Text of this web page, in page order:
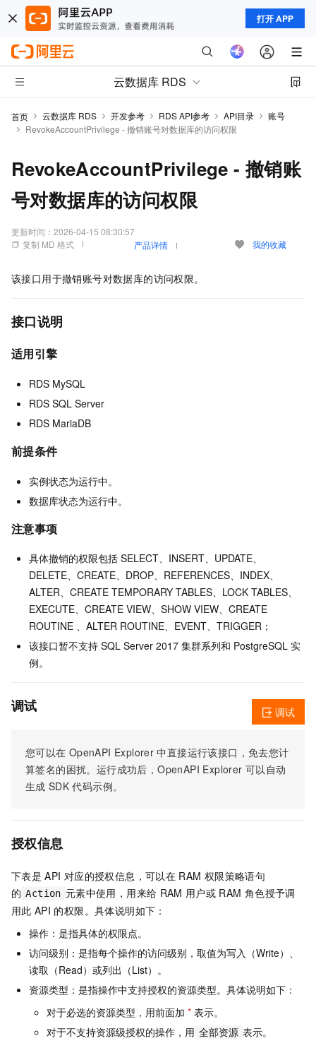
打开 APP
云数据库 RDS
首页 云数据库 RDS 开发参考 RDS API参考 API目录
账号
RevokeAccountPrivilege - 撤销账号对数据库的访问权限
RevokeAccountPrivilege - 撤销账
号对数据库的访问权限
更新时间： 2026-04-15 08:30:57
复制 MD 格式
产品详情 我的收藏
该接口用于撤销账号对数据库的访问权限。
接口说明
适用引擎
RDS MySQL
RDS SQL Server
RDS MariaDB
前提条件
实例状态为运行中。
数据库状态为运行中。
注意事项
具体撤销的权限包括 SELECT、INSERT、UPDATE、
DELETE、CREATE、DROP、REFERENCES、INDEX、
ALTER、CREATE TEMPORARY TABLES、LOCK TABLES、
EXECUTE、CREATE VIEW、SHOW VIEW、CREATE
ROUTINE 、ALTER ROUTINE、EVENT、TRIGGER；
该接口暂不支持 SQL Server 2017 集群系列和 PostgreSQL 实
例。
调试
您可以在 OpenAPI Explorer 中直接运行该接口，免去您计
算签名的困扰。运行成功后，OpenAPI Explorer 可以自动
生成 SDK 代码示例。
调试
授权信息
下表是 API 对应的授权信息，可以在 RAM 权限策略语句
的 Action 元素中使用，用来给 RAM 用户或 RAM 角色授予调
用此 API 的权限。具体说明如下：
操作：是指具体的权限点。
访问级别：是指每个操作的访问级别，取值为写入（Write）、
读取（Read）或列出（List）。
资源类型：是指操作中支持授权的资源类型。具体说明如下：
对于必选的资源类型，用前面加 * 表示。
对于不支持资源级授权的操作，用 全部资源 表示。